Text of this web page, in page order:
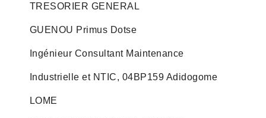
TRESORIER GENERAL
GUENOU Primus Dotse
Ingénieur Consultant Maintenance
Industrielle et NTIC, 04BP159 Adidogome
LOME